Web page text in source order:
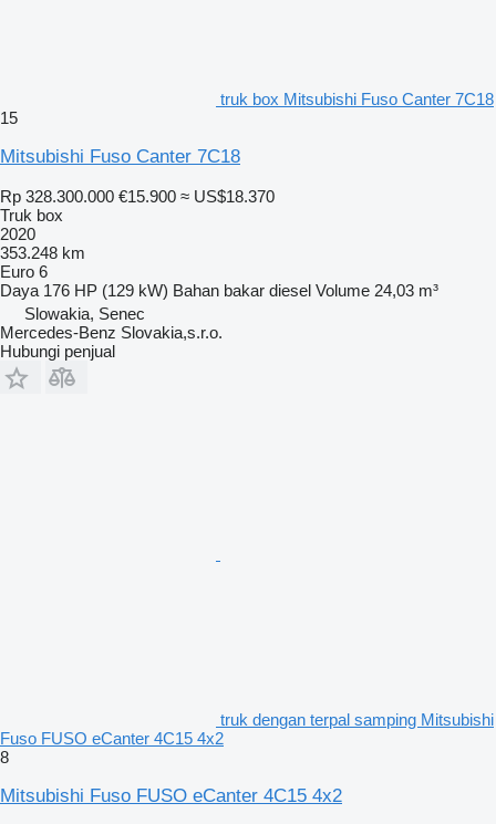
truk box Mitsubishi Fuso Canter 7C18
15
Mitsubishi Fuso Canter 7C18
Rp 328.300.000 €15.900 ≈ US$18.370
Truk box
2020
353.248 km
Euro 6
Daya 176 HP (129 kW) Bahan bakar diesel Volume 24,03 m³
Slowakia, Senec
Mercedes-Benz Slovakia,s.r.o.
Hubungi penjual
truk dengan terpal samping Mitsubishi
Fuso FUSO eCanter 4C15 4x2
8
Mitsubishi Fuso FUSO eCanter 4C15 4x2